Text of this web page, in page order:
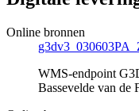
Online bronnen
WMS-endpoint
Bassevelde van de